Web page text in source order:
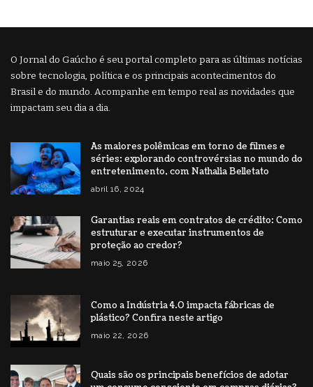
O Jornal do Gaúcho é seu portal completo para as últimas notícias
sobre tecnologia, política e os principais acontecimentos do
Brasil e do mundo. Acompanhe em tempo real as novidades que
impactam seu dia a dia.
As maiores polêmicas em torno de filmes e
séries: explorando controvérsias no mundo do
entretenimento, com Nathalia Belletato
abril 16, 2024
Garantias reais em contratos de crédito: Como
estruturar e executar instrumentos de
proteção ao credor?
maio 25, 2026
Como a Indústria 4.0 impacta fábricas de
plástico? Confira neste artigo
maio 22, 2026
Quais são os principais benefícios de adotar